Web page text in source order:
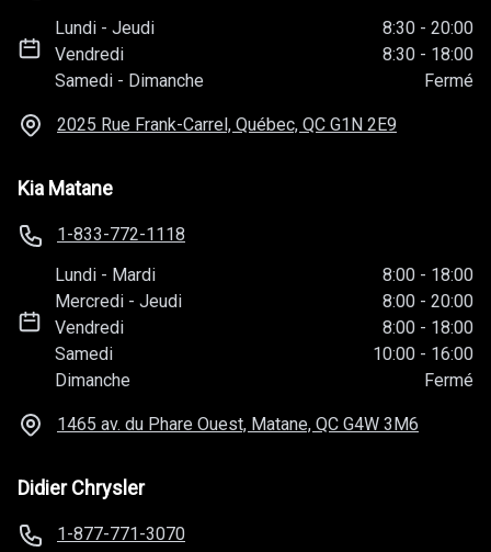
Lundi -Jeudi 8:30 - 20:00
Vendredi
8:30 - 18:00
Samedi - Dimanche Fermé
2025 Rue Frank-Carrel, Québec, QC G1N 2E9
Kia Matane
1-833-772-1118
Lundi - Mardi 8:00 - 18:00
Mercredi -Jeudi 8:00 - 20:00
Vendredi
8:00 - 18:00
Samedi
10:00 - 16:00
Dimanche
Fermé
1465 av. du Phare Ouest, Matane, QC G4W 3M6
Didier Chrysler
1-877-771-3070